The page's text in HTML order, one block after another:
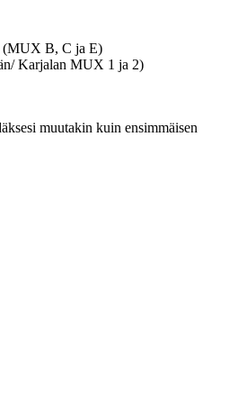
(MUX B, C ja E)
Karjalan MUX 1 ja 2)
muutakin kuin ensimmäisen